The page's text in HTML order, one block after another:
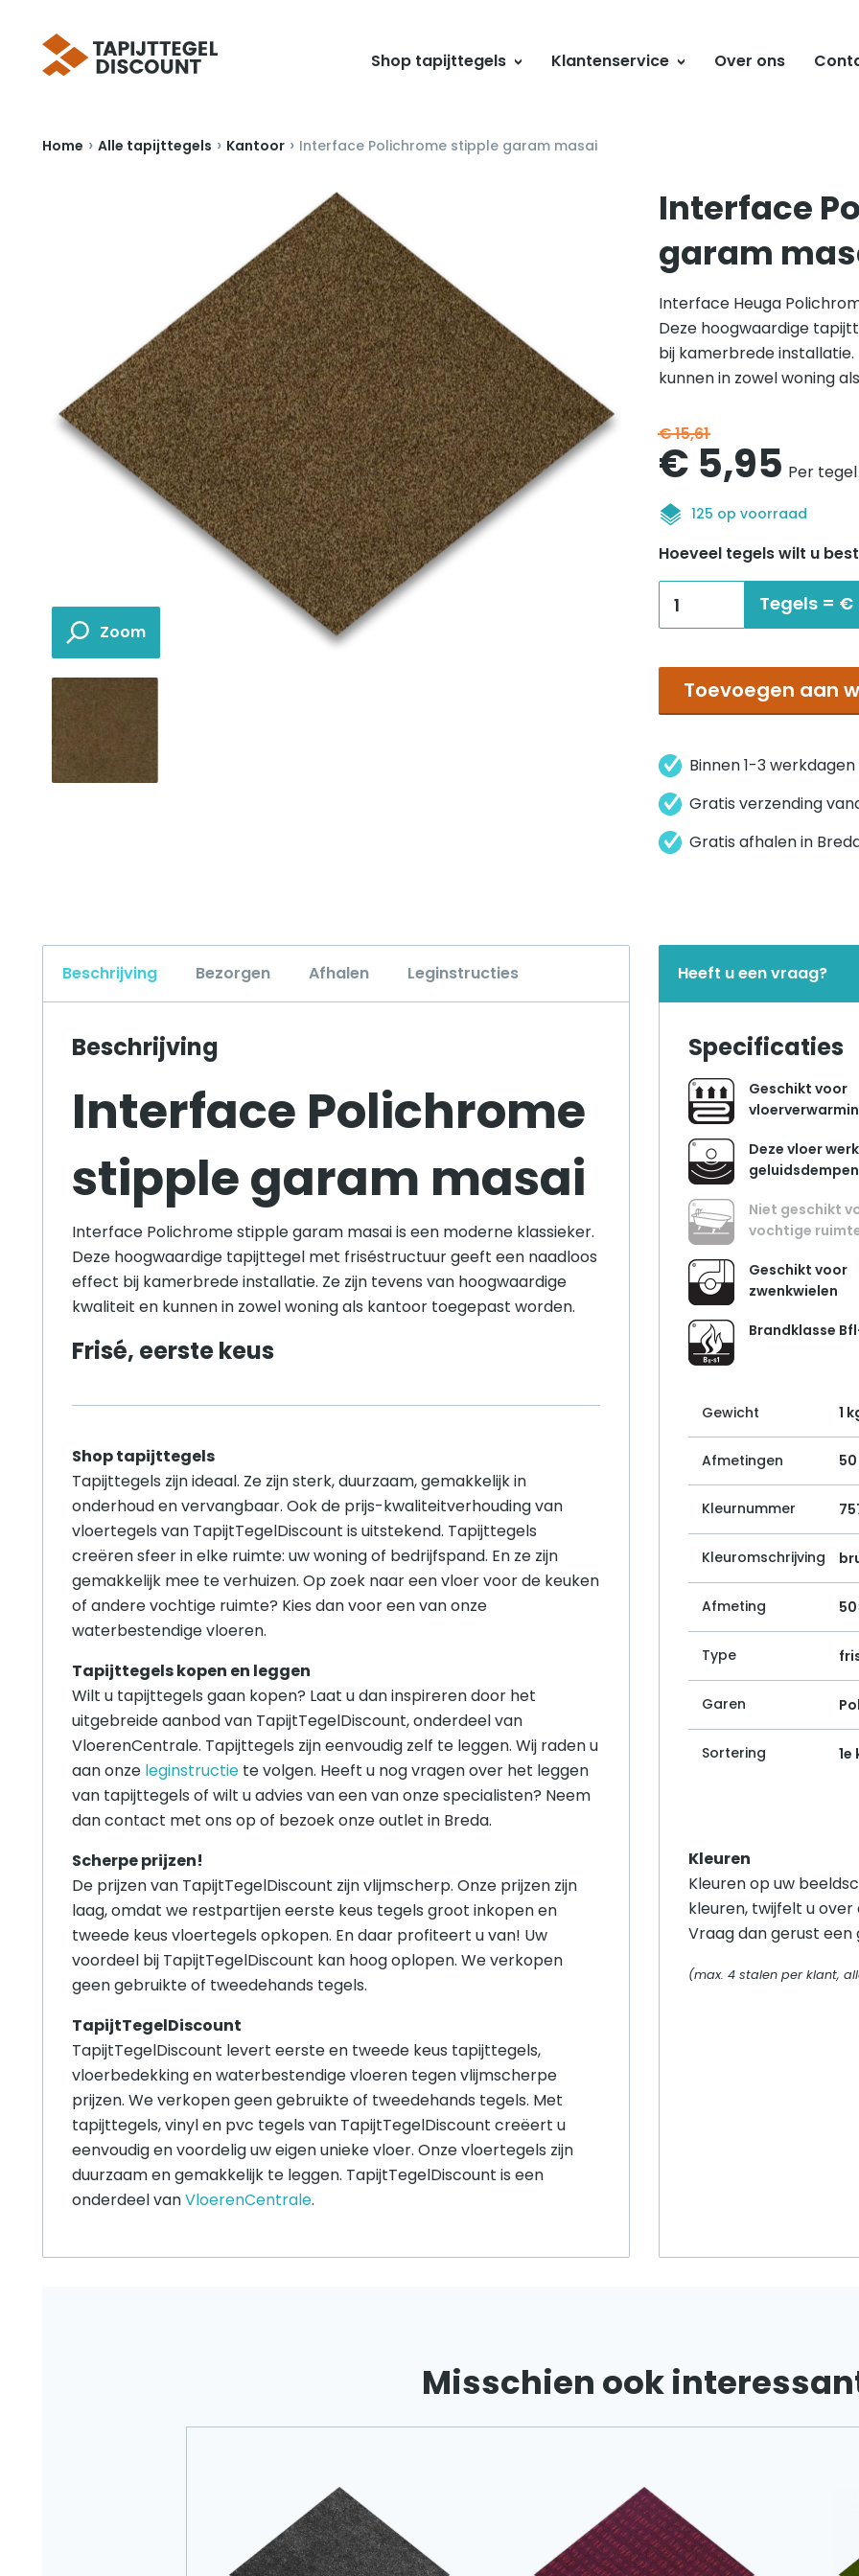
Shop tapijttegels Klantenservice Over ons
Home › Alle tapijttegels › Kantoor › Interface Polichrome stipple garam masai
Interface
garam
Interface Heuga
Deze hoogwaardige
bij kamerbrede
kunnen in zowel woning
€15,61
prijs
was:
€15,61.
€ 5,95
is:
Per
125 op voorraad
Hoeveel tegels wilt u
garam
masai
Tegels = €
Toevoegen aan
Binnen 1-3
Gratis verzending
Gratis afhalen in
Beschrijving Bezorgen Afhalen Leginstructies
Beschrijving
Interface Polichrome
stipple garam masai
Interface Polichrome stipple garam masai is een moderne klassieker.
Deze hoogwaardige tapijttegel met friséstructuur geeft een naadloos
effect bij kamerbrede installatie. Ze zijn tevens van hoogwaardige
kwaliteit en kunnen in zowel woning als kantoor toegepast worden.
Frisé, eerste keus
Shop tapijttegels
Tapijttegels zijn ideaal. Ze zijn sterk, duurzaam, gemakkelijk in
onderhoud en vervangbaar. Ook de prijs-kwaliteitverhouding van
vloertegels van TapijtTegelDiscount is uitstekend. Tapijttegels
creëren sfeer in elke ruimte: uw woning of bedrijfspand. En ze zijn
gemakkelijk mee te verhuizen. Op zoek naar een vloer voor de keuken
of andere vochtige ruimte? Kies dan voor een van onze
waterbestendige vloeren.
Tapijttegels kopen en leggen
Wilt u tapijttegels gaan kopen? Laat u dan inspireren door het
uitgebreide aanbod van TapijtTegelDiscount, onderdeel van
VloerenCentrale. Tapijttegels zijn eenvoudig zelf te leggen. Wij raden u
aan onze leginstructie te volgen. Heeft u nog vragen over het leggen
van tapijttegels of wilt u advies van een van onze specialisten? Neem
dan contact met ons op of bezoek onze outlet in Breda.
Scherpe prijzen!
De prijzen van TapijtTegelDiscount zijn vlijmscherp. Onze prijzen zijn
laag, omdat we restpartijen eerste keus tegels groot inkopen en
tweede keus vloertegels opkopen. En daar profiteert u van! Uw
voordeel bij TapijtTegelDiscount kan hoog oplopen. We verkopen
geen gebruikte of tweedehands tegels.
TapijtTegelDiscount
TapijtTegelDiscount levert eerste en tweede keus tapijttegels,
vloerbedekking en waterbestendige vloeren tegen vlijmscherpe
prijzen. We verkopen geen gebruikte of tweedehands tegels. Met
tapijttegels, vinyl en pvc tegels van TapijtTegelDiscount creëert u
eenvoudig en voordelig uw eigen unieke vloer. Onze vloertegels zijn
duurzaam en gemakkelijk te leggen. TapijtTegelDiscount is een
onderdeel vanVloerenCentrale.
Heeft u een vraag?
Specificaties
Geschikt voor
Deze vloer
Niet geschikt
vochtige
Geschikt voor
zwenkwielen
Brandklasse
Gewicht 1
Afmetingen
Kleurnummer
Kleuromschrijving
Afmeting
Type
Garen
Sortering 1e
Kleuren
Kleuren op uw
kleuren, twijfelt u over
Vraag dan gerust een
(max. 4 stalen per klant,
Misschien ook